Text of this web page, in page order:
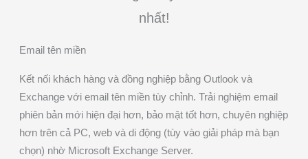
nhất!
Email tên miền
Kết nối khách hàng và đồng nghiệp bằng Outlook và
Exchange với email tên miền tùy chỉnh. Trải nghiệm email
phiên bản mới hiện đại hơn, bảo mật tốt hơn, chuyên nghiệp
hơn trên cả PC, web và di động (tùy vào giải pháp mà bạn
chọn) nhờ Microsoft Exchange Server.